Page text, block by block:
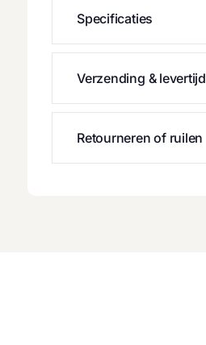
Specificaties
Verzending & levertijd
Retourneren of ruilen